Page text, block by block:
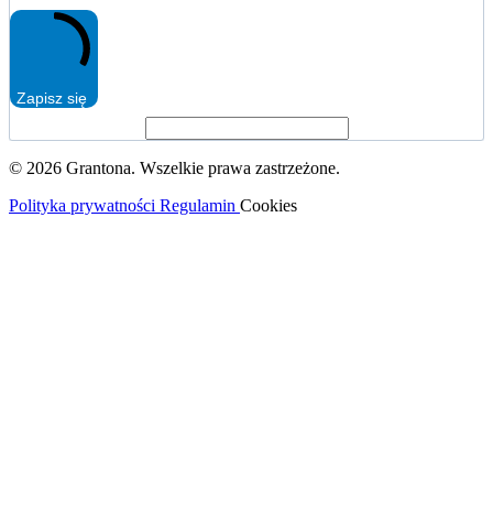
Zapisz się
© 2026 Grantona. Wszelkie prawa zastrzeżone.
Polityka prywatności Regulamin Cookies